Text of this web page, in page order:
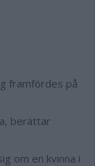
framfördes på
berättar
om en kvinna i